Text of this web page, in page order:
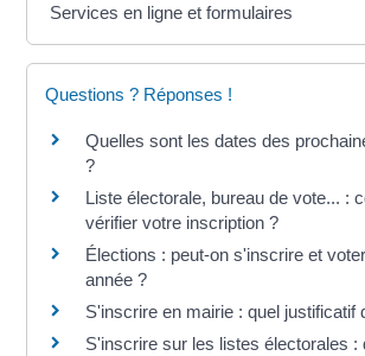
Services en ligne et formulaires
Questions ? Réponses !
Quelles sont les dates des
?
Liste électorale, bureau de vote... :
vérifier votre inscription ?
Élections : peut-on s'inscrire et
année ?
S'inscrire en mairie : quel justificatif
S'inscrire sur les listes électorales :